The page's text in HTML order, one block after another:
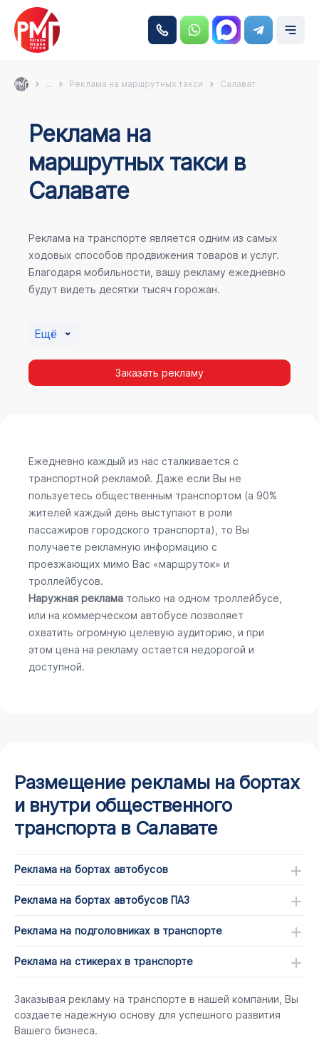
... Реклама на маршрутных такси Салават
Реклама на
маршрутных такси в
Салавате
Реклама на транспорте является одним из самых
ходовых способов продвижения товаров и услуг.
Благодаря мобильности, вашу рекламу ежедневно
будут видеть десятки тысяч горожан.
Ещё
Заказать рекламу
Ежедневно каждый из нас сталкивается с
транспортной рекламой. Даже если Вы не
пользуетесь общественным транспортом (а 90%
жителей каждый день выступают в роли
пассажиров городского транспорта), то Вы
получаете рекламную информацию с
проезжающих мимо Вас «маршруток» и
троллейбусов.
Наружная реклама только на одном троллейбусе,
или на коммерческом автобусе позволяет
охватить огромную целевую аудиторию, и при
этом цена на рекламу остается недорогой и
доступной.
Размещение рекламы на бортах
и внутри общественного
транспорта в Салавате
Реклама на бортах автобусов
Реклама на бортах автобусов ПАЗ
Реклама на подголовниках в транспорте
Реклама на стикерах в транспорте
Заказывая рекламу на транспорте в нашей компании, Вы
создаете надежную основу для успешного развития
Вашего бизнеса.